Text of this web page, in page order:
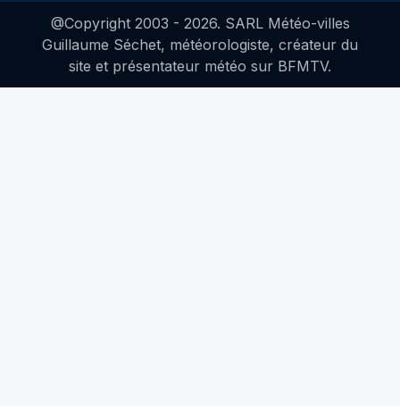
@Copyright 2003 - 2026. SARL Météo-villes
Guillaume Séchet, météorologiste, créateur du
site et présentateur météo sur BFMTV.